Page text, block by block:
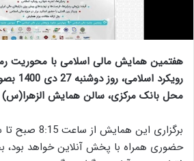
هفتمین همایش مالی اسلامی با محوریت
محل بانک مرکزی، سالن همایش الزهرا(س)
حضوری همراه با پخش آنلاین خواهد